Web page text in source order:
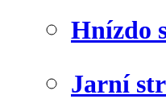
Hnízdo
Jarní